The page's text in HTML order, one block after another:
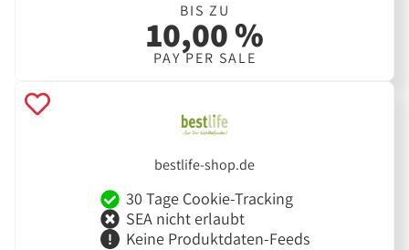
BIS ZU
10,00 %
PAY PER SALE
bestlife-shop.de
30 Tage Cookie-Tracking
SEA nicht erlaubt
Keine Produktdaten-Feeds